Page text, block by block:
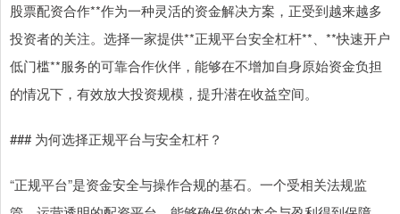
股票配资合作**作为一种灵活的资金解决方案，正受到越来越多
投资者的关注。选择一家提供**正规平台安全杠杆**、**快速开户
低门槛**服务的可靠合作伙伴，能够在不增加自身原始资金负担
的情况下，有效放大投资规模，提升潜在收益空间。
### 为何选择正规平台与安全杠杆？
“正规平台”是资金安全与操作合规的基石。一个受相关法规监